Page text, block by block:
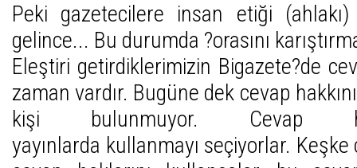
Peki gazetecilere insan etiği
gelince... Bu durumda ?orasını
Eleştiri getirdiklerimizin Bigazete?de
zaman vardır. Bugüne dek cevap
kişi bulunmuyor. Cevap
yayınlarda kullanmayı seçiyorlar.